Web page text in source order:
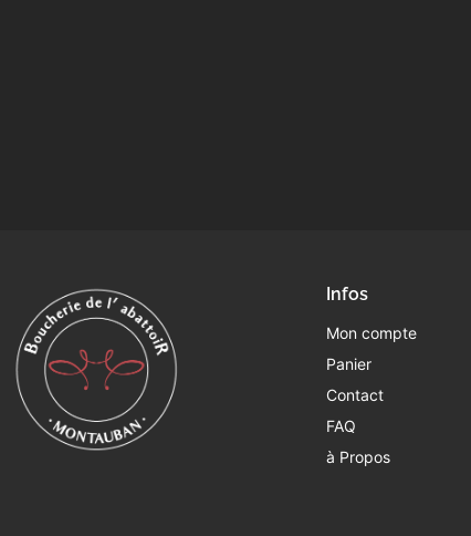
Infos
Mon compte
Panier
Contact
FAQ
à Propos